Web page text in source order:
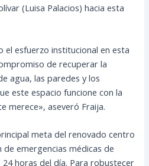
(Luisa Palacios) hacia esta
el esfuerzo institucional en esta
de recuperar la
agua, las paredes y los
este espacio funcione con la
merece», aseveró Fraija.
meta del renovado centro
de emergencias médicas de
horas del día. Para robustecer